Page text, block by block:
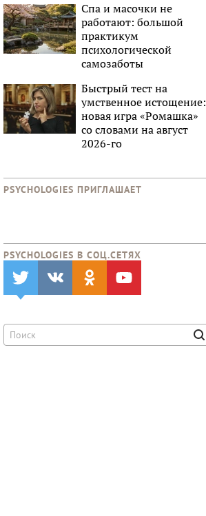
Спа и масочки не
работают: большой
практикум
психологической
самозаботы
Быстрый тест на
умственное истощение:
новая игра «Ромашка»
со словами на август
2026-го
PSYCHOLOGIES ПРИГЛАШАЕТ
PSYCHOLOGIES В CОЦ.СЕТЯХ